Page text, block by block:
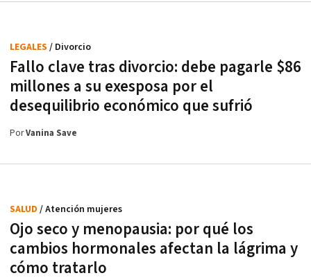
Fallo clave tras divorcio: debe pagarle $86
millones a su exesposa por el
desequilibrio económico que sufrió
LEGALES / Divorcio
PorVanina Save
Ojo seco y menopausia: por qué los
cambios hormonales afectan la lágrima y
cómo tratarlo
SALUD / Atención mujeres